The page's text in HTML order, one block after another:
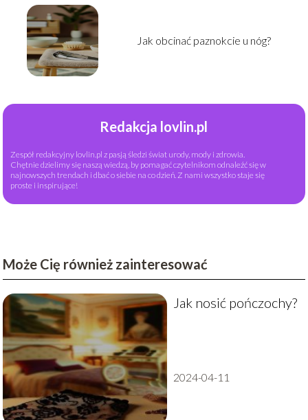
Jak obcinać paznokcie u nóg?
Redakcja lovlin.pl
Zespół redakcyjny lovlin.pl z pasją śledzi świat urody, mody i zdrowia.
Chętnie dzielimy się naszą wiedzą, by pomagać czytelnikom odnaleźć się w
najnowszych trendach i dbać o siebie na co dzień. Z nami wszystko staje się
proste i inspirujące!
Może Cię również zainteresować
Jak nosić pończochy?
2024-04-11